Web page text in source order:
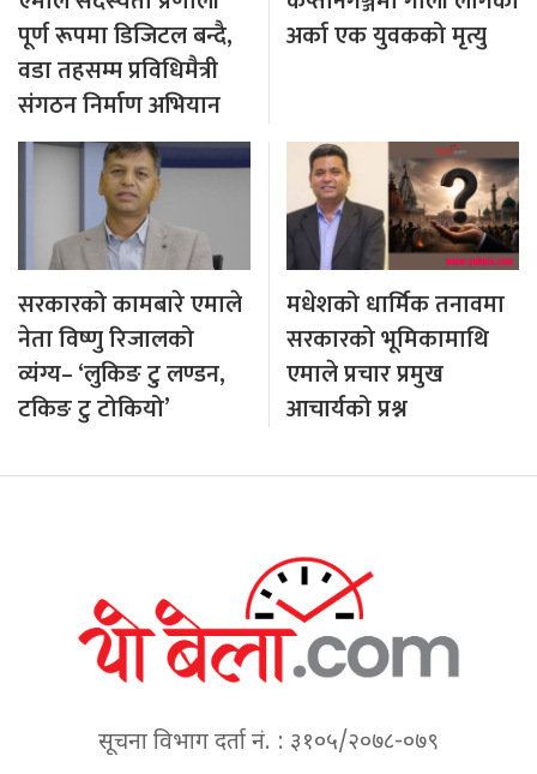
पूर्ण रूपमा डिजिटल बन्दै,
वडा तहसम्म प्रविधिमैत्री
संगठन निर्माण अभियान
अर्का एक युवकको मृत्यु
सरकारको कामबारे एमाले
नेता विष्णु रिजालको
व्यंग्य– ‘लुकिङ टु लण्डन,
टकिङ टु टोकियो’
मधेशको धार्मिक तनावमा
सरकारको भूमिकामाथि
एमाले प्रचार प्रमुख
आचार्यको प्रश्न
सूचना विभाग दर्ता नं. : ३१०५/२०७८-०७९